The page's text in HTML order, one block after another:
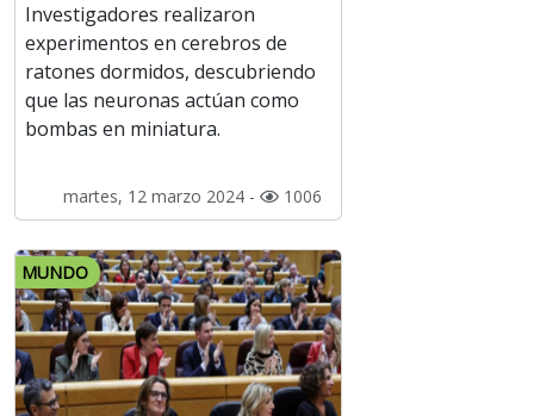
Investigadores realizaron
experimentos en cerebros de
ratones dormidos, descubriendo
que las neuronas actúan como
bombas en miniatura.
martes, 12 marzo 2024 - 1006
MUNDO